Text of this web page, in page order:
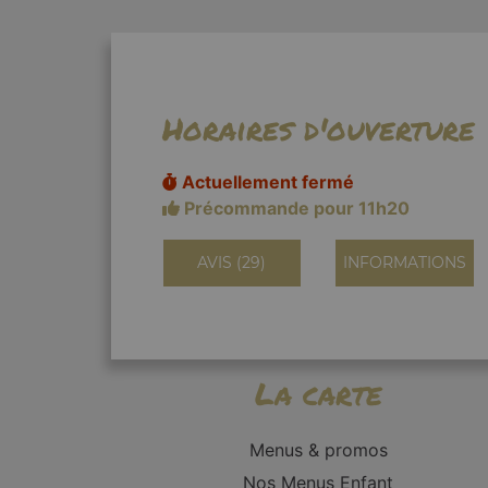
Horaires d'ouverture
Actuellement fermé
Précommande pour 11h20
AVIS (29) INFORMATIONS
La carte
Menus & promos
Nos Menus Enfant